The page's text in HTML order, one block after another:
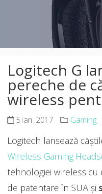
Logitech G
pereche de
wireless
5 ian. 2017 Gaming
Logitech lansează
Wireless Gaming
tehnologiei wireless
de patentare în SUA și